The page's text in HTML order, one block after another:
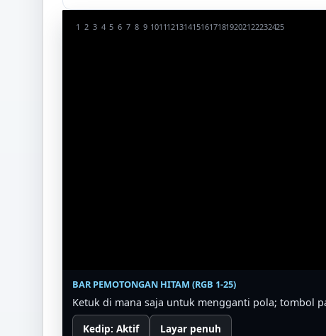
1 2 3 4 5 6 7 8 9 101112131415161718192021 22232425
BAR PEMOTONGAN HITAM (RGB 1-25)
Ketuk di mana saja untuk mengganti pola; tombol
Kedip: Aktif
Layar penuh